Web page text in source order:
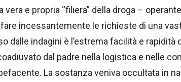
vera e propria “filiera” della droga –
incessantemente le richieste di una
dalle indagini è l’estrema facilità e rapidità
dal padre nella logistica e nelle
La sostanza veniva occultata in